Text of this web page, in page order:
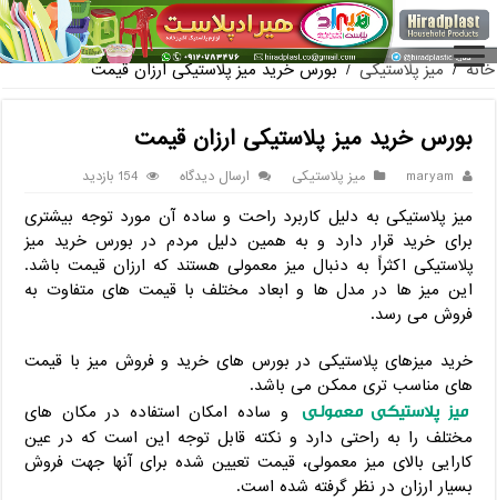
فروش گلدان پلاستیکی گلخانه
خانه / میز پلاستیکی / بورس خرید میز پلاستیکی ارزان قیمت
بورس خرید میز پلاستیکی ارزان قیمت
maryam میز پلاستیکی ارسال دیدگاه 154 بازدید
میز پلاستیکی به دلیل کاربرد راحت و ساده آن مورد توجه بیشتری
برای خرید قرار دارد و به همین دلیل مردم در بورس خرید میز
پلاستیکی اکثراً به دنبال میز معمولی هستند که ارزان قیمت باشد.
این میز ها در مدل ها و ابعاد مختلف با قیمت های متفاوت به
فروش می رسد.
خرید میزهای پلاستیکی در بورس های خرید و فروش میز با قیمت
های مناسب تری ممکن می باشد.
میز پلاستیکی معمولی
و ساده امکان استفاده در مکان های
مختلف را به راحتی دارد و نکته قابل توجه این است که در عین
کارایی بالای میز معمولی، قیمت تعیین شده برای آنها جهت فروش
بسیار ارزان در نظر گرفته شده است.